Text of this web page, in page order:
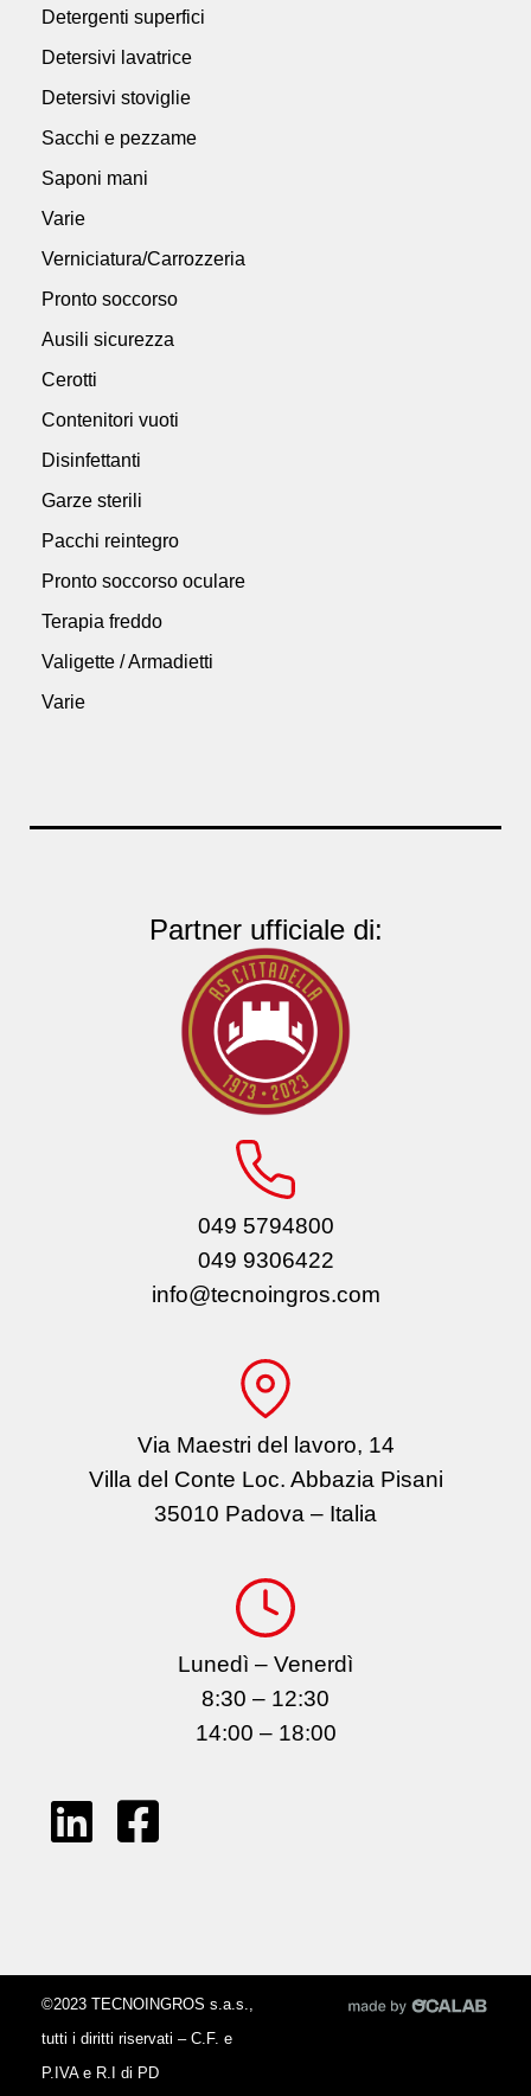
Detergenti superfici
Detersivi lavatrice
Detersivi stoviglie
Sacchi e pezzame
Saponi mani
Varie
Verniciatura/Carrozzeria
Pronto soccorso
Ausili sicurezza
Cerotti
Contenitori vuoti
Disinfettanti
Garze sterili
Pacchi reintegro
Pronto soccorso oculare
Terapia freddo
Valigette / Armadietti
Varie
Partner ufficiale di:
049 5794800
049 9306422
info@tecnoingros.com
Via Maestri del lavoro, 14
Villa del Conte Loc. Abbazia Pisani
35010 Padova – Italia
Lunedì – Venerdì
8:30 – 12:30
14:00 – 18:00
©2023 TECNOINGROS s.a.s.,
tutti i diritti riservati – C.F. e
P.IVA e R.I di PD